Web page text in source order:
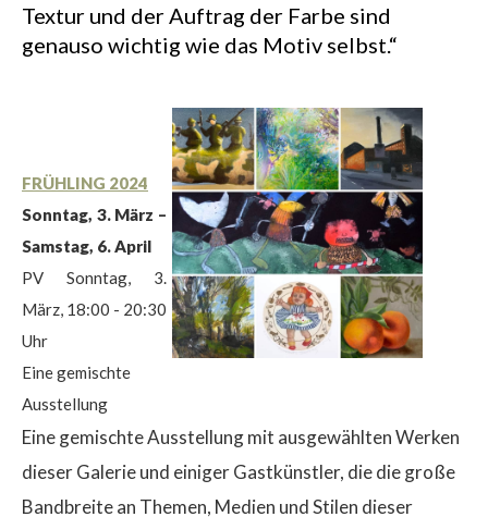
Textur und der Auftrag der Farbe sind
genauso wichtig wie das Motiv selbst.“
FRÜHLING 2024
Sonntag, 3. März –
Samstag, 6. April
PV Sonntag, 3.
März, 18:00 - 20:30
Uhr
Eine gemischte
Ausstellung
Eine gemischte Ausstellung mit ausgewählten Werken
dieser Galerie und einiger Gastkünstler, die die große
Bandbreite an Themen, Medien und Stilen dieser